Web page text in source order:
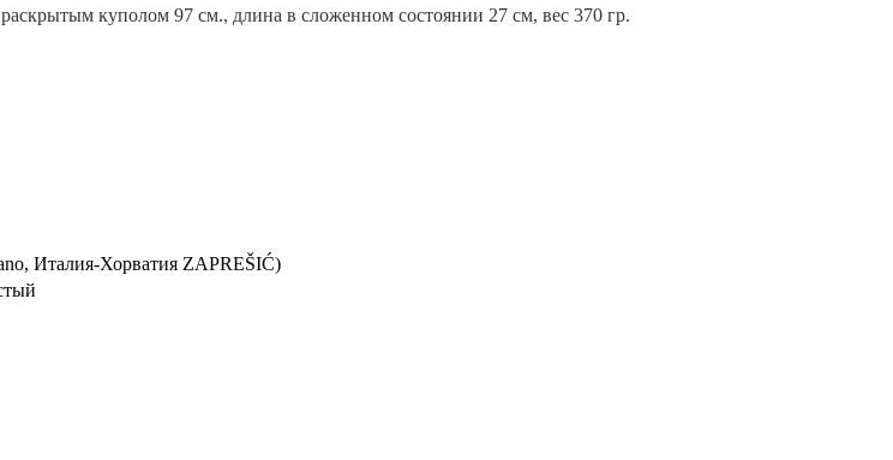
куполом 97 см., длина в сложенном состоянии 27 см, вес 370 гр.
Италия-Хорватия ZAPREŠIĆ)